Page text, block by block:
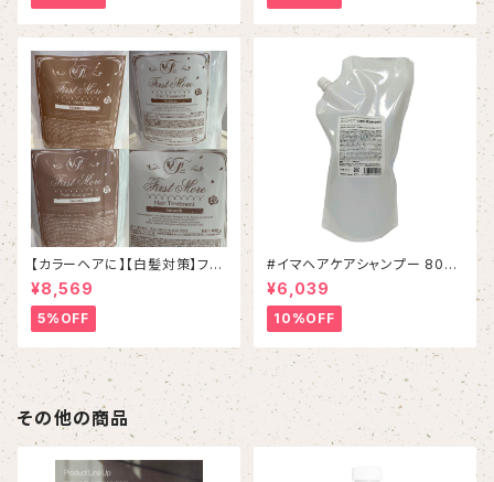
【カラーヘアに】【白髪対策】ファ
ーストモアシャンプー＆トリート
メントSET
¥8,569
5%OFF
#イマヘアケアシャンプー 800
mL リフィル
¥6,039
10%OFF
その他の商品